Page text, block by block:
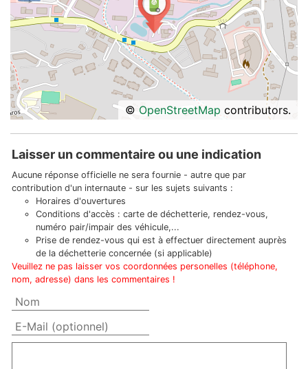
© OpenStreetMap contributors.
Laisser un commentaire ou une indication
Aucune réponse officielle ne sera fournie - autre que par
contribution d'un internaute - sur les sujets suivants :
Horaires d'ouvertures
Conditions d'accès : carte de déchetterie, rendez-vous,
numéro pair/impair des véhicule,...
Prise de rendez-vous qui est à effectuer directement auprès
de la déchetterie concernée (si applicable)
Veuillez ne pas laisser vos coordonnées personelles (téléphone,
nom, adresse) dans les commentaires !